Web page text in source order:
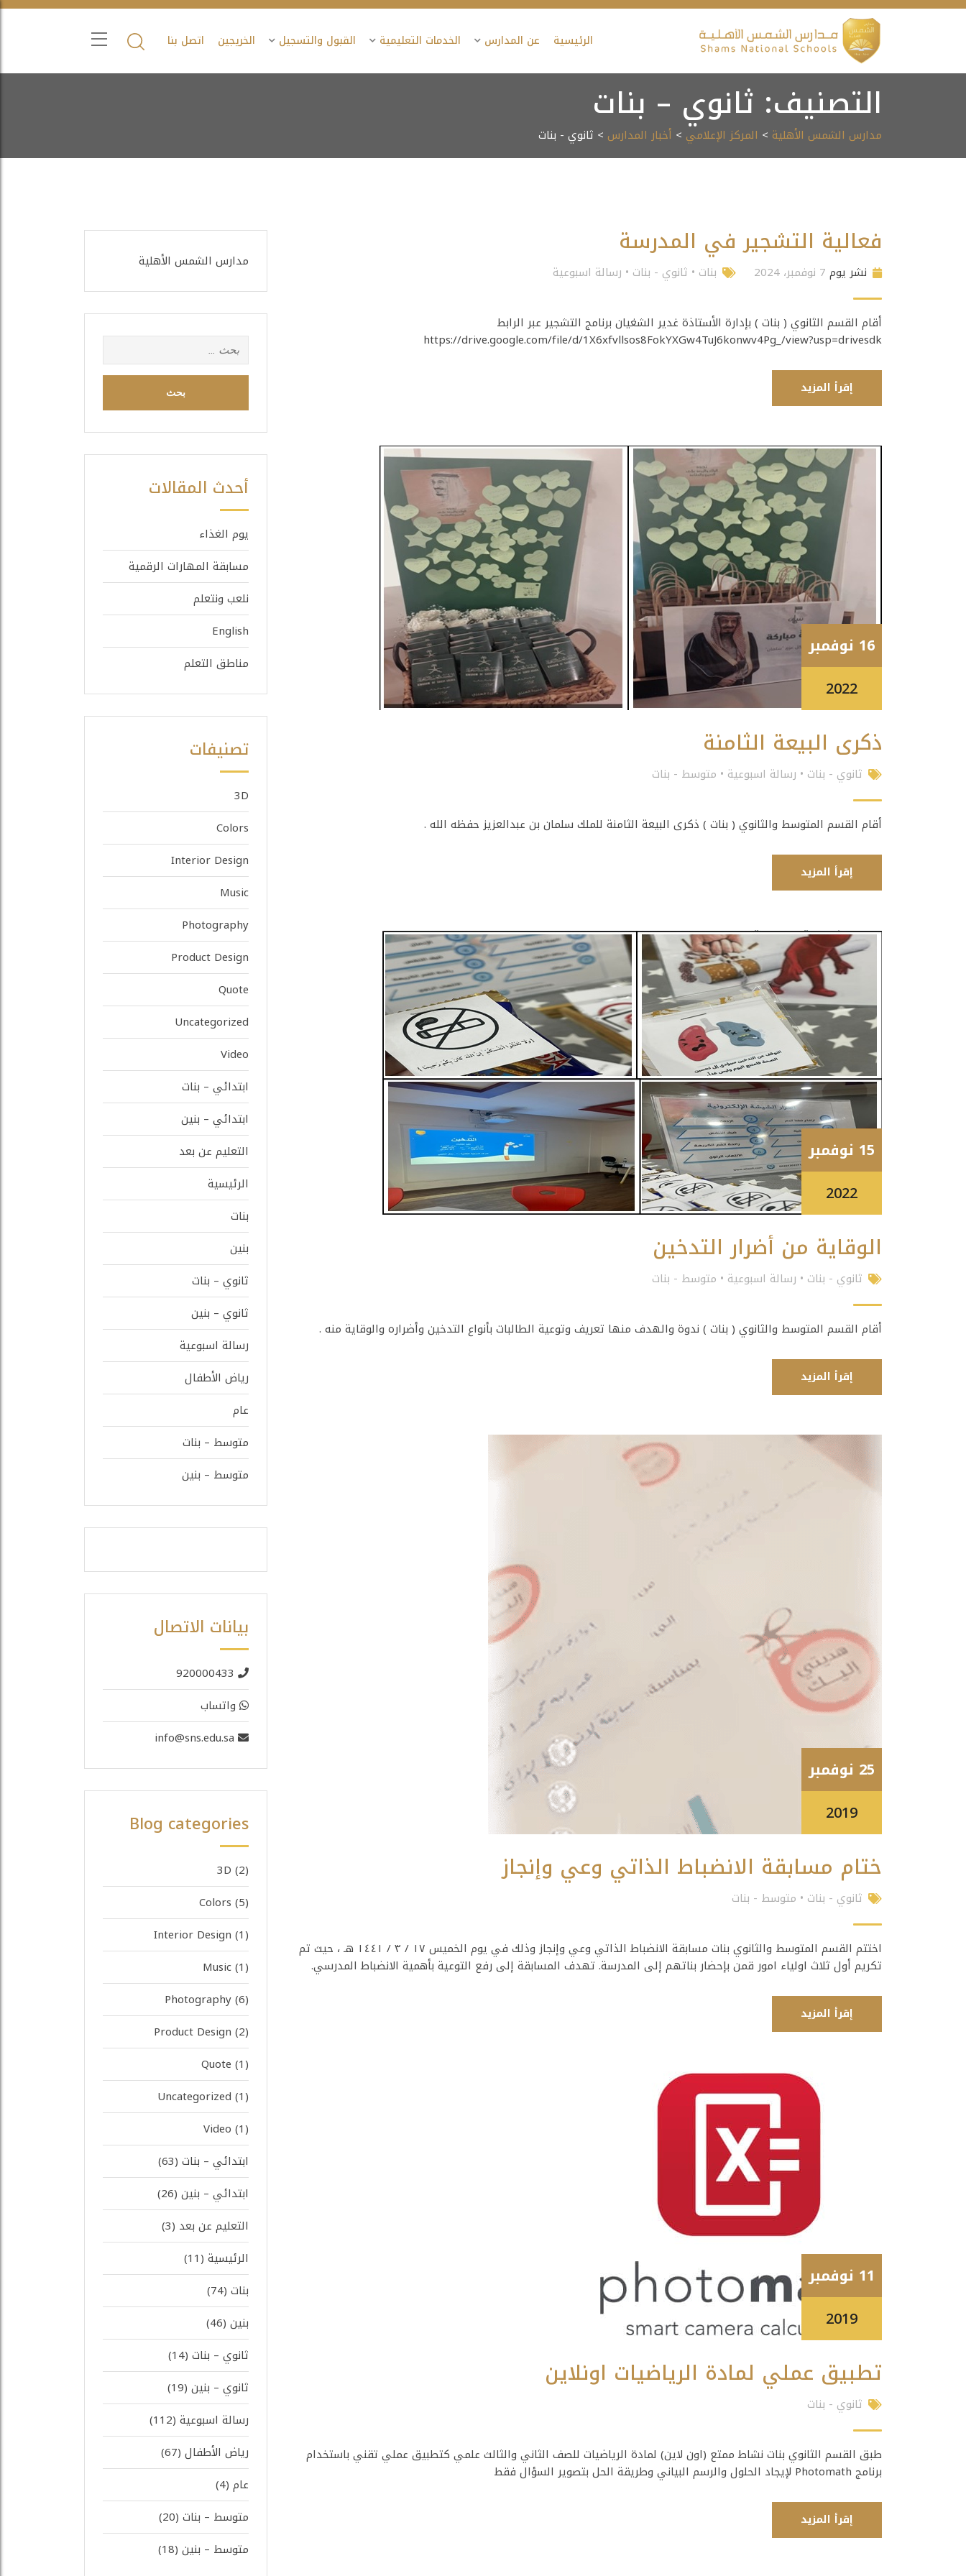
Skip
الرئيسية عن المدارس الخدمات التعليمية القبول والتسجيل الخريجين اتصل بنا
التصنيف: ثانوي – بنات
مدارس الشمس الأهلية > المركز الإعلامي > أخبار المدارس > ثانوي - بنات
فعالية التشجير في المدرسة
نشر يوم 7 نوفمبر، 2024 بنات • ثانوي - بنات • رسالة اسبوعية
أقام القسم الثانوي ( بنات ) بإدارة الأستاذة غدير الشغيان برنامج التشجير عبر الرابط
https://drive.google.com/file/d/1X6xfvllsos8FokYXGw4TuJ6konwv4Pg_/view?usp=drivesdk
إقرأ المزيد
16 نوفمبر
2022
ذكرى البيعة الثامنة
ثانوي - بنات • رسالة اسبوعية • متوسط - بنات
أقام القسم المتوسط والثانوي ( بنات ) ذكرى البيعة الثامنة للملك سلمان بن عبدالعزيز حفظه الله .
إقرأ المزيد
15 نوفمبر
2022
الوقاية من أضرار التدخين
ثانوي - بنات • رسالة اسبوعية • متوسط - بنات
أقام القسم المتوسط والثانوي ( بنات ) ندوة والهدف منها تعريف وتوعية الطالبات بأنواع التدخين وأضراره والوقاية منه .
إقرأ المزيد
25 نوفمبر
2019
ختام مسابقة الانضباط الذاتي وعي وإنجاز
ثانوي - بنات • متوسط - بنات
اختتم القسم المتوسط والثانوي بنات مسابقة الانضباط الذاتي وعي وإنجاز وذلك في يوم الخميس ١٧ / ٣ / ١٤٤١ هـ ، حيث تم
تكريم أول ثلاث اولياء امور قمن بإحضار بناتهم إلى المدرسة. تهدف المسابقة إلى رفع التوعية بأهمية الانضباط المدرسي.
إقرأ المزيد
11 نوفمبر
2019
تطبيق عملي لمادة الرياضيات اونلاين
ثانوي - بنات
طبق القسم الثانوي بنات نشاط ممتع (اون لاين) لمادة الرياضيات للصف الثاني والثالث علمي كتطبيق عملي تقني باستخدام
برنامج ‎Photomath لإيجاد الحلول والرسم البياني وطريقة الحل بتصوير السؤال فقط
إقرأ المزيد
مدارس الشمس الأهلية
البحث
عن:
أحدث المقالات
يوم الغذاء
مسابقة المهارات الرقمية
نلعب ونتعلم
English
مناطق التعلم
تصنيفات
3D
Colors
Interior Design
Music
Photography
Product Design
Quote
Uncategorized
Video
ابتدائي – بنات
ابتدائي – بنين
التعليم عن بعد
الرئيسية
بنات
بنين
ثانوي – بنات
ثانوي – بنين
رسالة اسبوعية
رياض الأطفال
عام
متوسط – بنات
متوسط – بنين
بيانات الاتصال
920000433
واتساب
info@sns.edu.sa
Blog categories
3D (2)
Colors (5)
Interior Design (1)
Music(1)
Photography(6)
Product Design (2)
Quote (1)
Uncategorized (1)
Video (1)
ابتدائي – بنات (63)
ابتدائي – بنين (26)
التعليم عن بعد (3)
الرئيسية (11)
بنات (74)
بنين (46)
ثانوي – بنات (14)
ثانوي – بنين (19)
رسالة اسبوعية (112)
رياض الأطفال (67)
عام (4)
متوسط – بنات (20)
متوسط – بنين (18)